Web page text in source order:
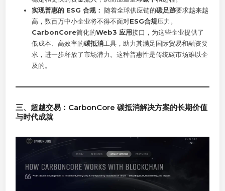
实现普惠的 ESG 合规： 随着全球供应链的碳足跡要求越来越
高，数百万中小企业将不得不面对ESG合规压力。
CarbonCore简化的Web3 应用接口，为这些企业提供了
低成本、高效率的碳抵消工具，助力其满足国际贸易和融资要
求，进一步释放了市场潜力。这种普惠性是传统碳市场难以企
及的。
三、超越交易：CarbonCore 碳抵消解决方案的长期价值
与时代成就